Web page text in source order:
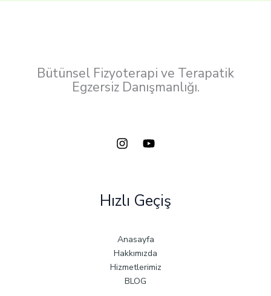
Bütünsel Fizyoterapi ve Terapatik
Egzersiz Danışmanlığı.
Hızlı Geçiş
Anasayfa
Hakkımızda
Hizmetlerimiz
BLOG